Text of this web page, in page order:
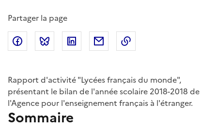
Partager la page
Partager sur Facebook
Partager sur Bluesky
Partager sur LinkedIn
Partager par email
Rapport d'activité "Lycées français du monde",
présentant le bilan de l'année scolaire 2018-2018 de
l'Agence pour l'enseignement français à l'étranger.
Sommaire